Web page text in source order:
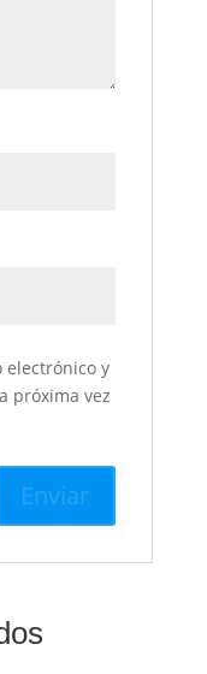
electrónico y
próxima vez